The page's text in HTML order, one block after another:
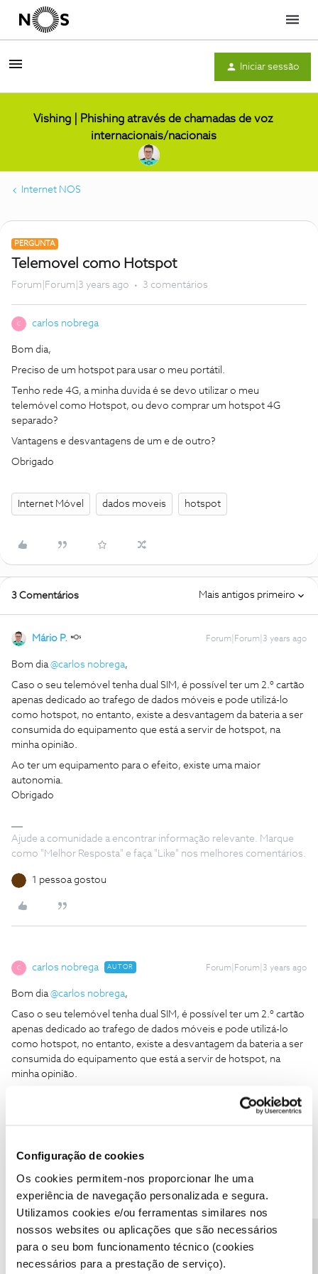
Configuração de cookies
Os cookies permitem-nos proporcionar lhe uma
experiência de navegação personalizada e segura.
Utilizamos cookies e/ou ferramentas similares nos
nossos websites ou aplicações que são necessários
para o seu bom funcionamento técnico (cookies
necessários para a prestação de serviço).
Menu
Iniciar sessão
Vishing | Phishing através de chamadas de voz
internacionais/nacionais
Internet NOS
PERGUNTA
Telemovel como Hotspot
Forum|Forum|3 years ago 3 comentários
C carlos nobrega
Bom dia,
Preciso de um hotspot para usar o meu portátil.
Tenho rede 4G, a minha duvida é se devo utilizar o meu
telemóvel como Hotspot, ou devo comprar um hotspot 4G
separado?
Vantagens e desvantagens de um e de outro?
Obrigado
Internet Móvel dados moveis hotspot
3 Comentários Mais antigos primeiro
Mário P. Forum|Forum|3 years ago
Bom dia@carlos nobrega,
Caso o seu telemóvel tenha dual SIM, é possível ter um 2.º cartão
apenas dedicado ao trafego de dados móveis e pode utilizá-lo
como hotspot, no entanto, existe a desvantagem da bateria a ser
consumida do equipamento que está a servir de hotspot, na
minha opinião.
Ao ter um equipamento para o efeito, existe uma maior
autonomia.
Obrigado
Ajude a comunidade a encontrar informação relevante. Marque
como "Melhor Resposta" e faça "Like" nos melhores comentários.
1 pessoa gostou
C carlos nobrega AUTOR Forum|Forum|3 years ago
Bom dia@carlos nobrega,
Caso o seu telemóvel tenha dual SIM, é possível ter um 2.º cartão
apenas dedicado ao trafego de dados móveis e pode utilizá-lo
como hotspot, no entanto, existe a desvantagem da bateria a ser
consumida do equipamento que está a servir de hotspot, na
minha opinião.
Ao ter um equipamento para o efeito, existe uma maior
transmissão entre o telemovel e o hotspot...
Mário P. Forum|Forum|3 years ago